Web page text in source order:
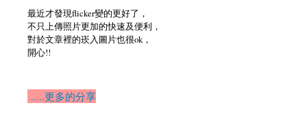
最近才發現flicker變的更好了，
不只上傳照片更加的快速及便利，
對於文章裡的崁入圖片也很ok，
開心!!
.....更多的分享